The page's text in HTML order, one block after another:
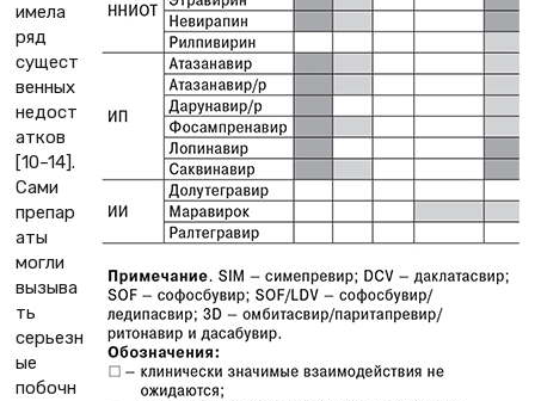
имела
ряд
сущест
венных
недост
атков
[10–14].
Сами
препар
аты
могли
вызыва
ть
серьезн
ые
побочн